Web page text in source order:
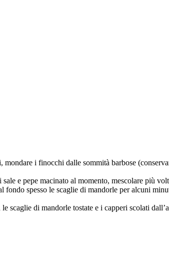
mondare i finocchi dalle sommità barbose
e pepe macinato al momento, mescolare più
spesso le scaglie di mandorle per alcuni
scaglie di mandorle tostate e i capperi scolati